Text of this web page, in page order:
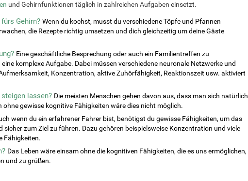
und Gehirnfunktionen täglich in zahlreichen Aufgaben einsetzt.
Gehirn? Wenn du kochst, musst du verschiedene Töpfe und Pfannen
die Rezepte richtig umsetzen und dich gleichzeitig um deine Gäste
Eine geschäftliche Besprechung oder auch ein Familientreffen zu
komplexe Aufgabe. Dabei müssen verschiedene neuronale Netzwerke und
Konzentration, aktive Zuhörfähigkeit, Reaktionszeit usw. aktiviert
lassen? Die meisten Menschen gehen davon aus, dass man sich natürlich
ohne gewisse kognitive Fähigkeiten wäre dies nicht möglich.
wenn du ein erfahrener Fahrer bist, benötigst du gewisse Fähigkeiten, um das
sicher zum Ziel zu führen. Dazu gehören beispielsweise Konzentration und viele
Fähigkeiten.
Das Leben wäre einsam ohne die kognitiven Fähigkeiten, die es uns ermöglichen,
und zu grüßen.